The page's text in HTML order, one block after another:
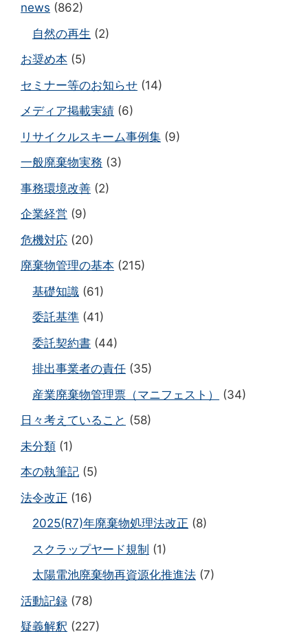
news (862)
自然の再生 (2)
お奨め本 (5)
セミナー等のお知らせ (14)
メディア掲載実績 (6)
リサイクルスキーム事例集 (9)
一般廃棄物実務 (3)
事務環境改善 (2)
企業経営 (9)
危機対応 (20)
廃棄物管理の基本 (215)
基礎知識 (61)
委託基準 (41)
委託契約書 (44)
排出事業者の責任 (35)
産業廃棄物管理票（マニフェスト）
(34)
日々考えていること (58)
未分類 (1)
本の執筆記 (5)
法令改正 (16)
2025(R7)年廃棄物処理法改正 (8)
スクラップヤード規制 (1)
太陽電池廃棄物再資源化推進法 (7)
活動記録 (78)
疑義解釈 (227)